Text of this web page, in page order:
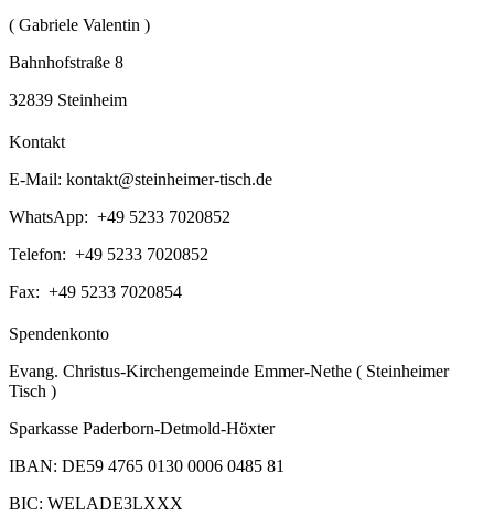
( Gabriele Valentin )
Bahnhofstraße 8
32839 Steinheim
Kontakt
E-Mail: kontakt@steinheimer-tisch.de
WhatsApp: +49 5233 7020852
Telefon: +49 5233 7020852
Fax: +49 5233 7020854
Spendenkonto
Evang. Christus-Kirchengemeinde Emmer-Nethe ( Steinheimer
Tisch )
Sparkasse Paderborn-Detmold-Höxter
IBAN: DE59 4765 0130 0006 0485 81
BIC: WELADE3LXXX